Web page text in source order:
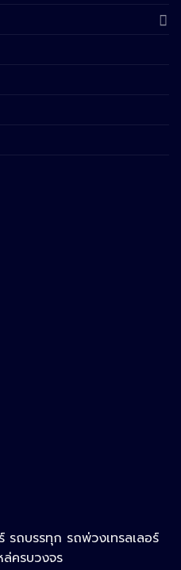
รถบรรทุก รถพ่วงเทรลเลอร์
ล่ครบวงจร